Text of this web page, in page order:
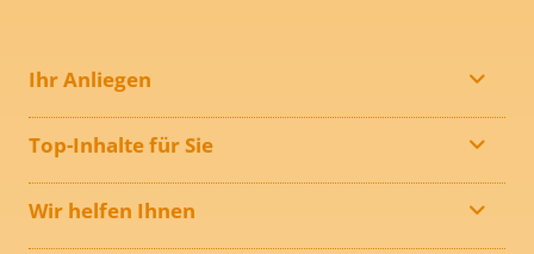
Ihr Anliegen
Top-Inhalte für Sie
Wir helfen Ihnen